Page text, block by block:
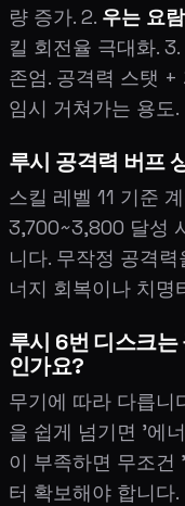
량 증가. 2. 우는 요
킬 회전율 극대화. 3.
존엄. 공격력 스탯 +
임시 거쳐가는 용도.
루시 공격력 버프
스킬 레벨 11 기준
3,700~3,800 달성
니다. 무작정 공격
너지 회복이나 치명
루시 6번 디스크
인가요?
무기에 따라 다릅니
을 쉽게 넘기면 '에
이 부족하면 무조건
터 확보해야 합니다.